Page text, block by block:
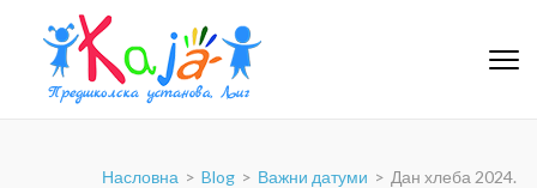
PU-KAJA
Насловна > Blog > Важни датуми > Дан хлеба 2024.